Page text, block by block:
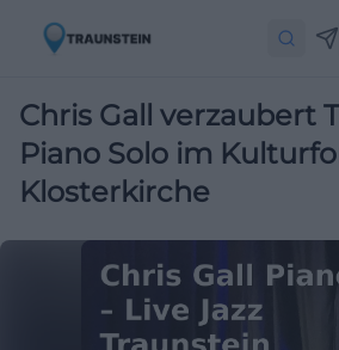
Chris Gall verzaubert
Piano Solo im
Klosterkirche